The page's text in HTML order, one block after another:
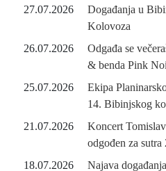
27.07.2026
Događanja u
Kolovoza
26.07.2026
Odgađa se
& benda Pink
25.07.2026
Ekipa
14. Bibinjskog
21.07.2026
Koncert
odgođen za
18.07.2026
Najava događanja